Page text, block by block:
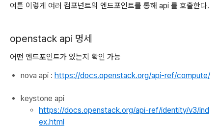
여튼 이렇게 여러 컴포넌트의 엔드포인트를 통해 api 를 호출한다.
openstack api 명세
어떤 엔드포인트가 있는지 확인 가능
nova api : https://docs.openstack.org/api-ref/compute/
keystone api
https://docs.openstack.org/api-ref/identity/v3/ind
ex.html